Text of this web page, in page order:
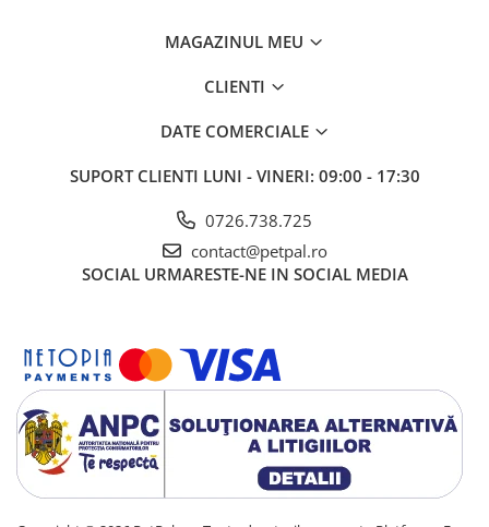
MAGAZINUL MEU
CLIENTI
DATE COMERCIALE
SUPORT CLIENTI LUNI - VINERI: 09:00 - 17:30
0726.738.725
contact@petpal.ro
SOCIAL URMARESTE-NE IN SOCIAL MEDIA